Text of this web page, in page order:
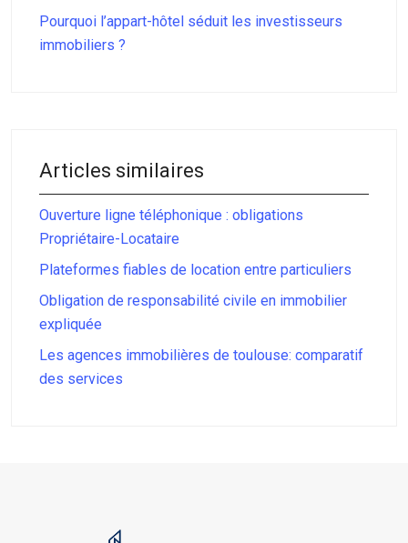
Pourquoi l’appart-hôtel séduit les investisseurs
immobiliers ?
Articles similaires
Ouverture ligne téléphonique : obligations
Propriétaire-Locataire
Plateformes fiables de location entre particuliers
Obligation de responsabilité civile en immobilier
expliquée
Les agences immobilières de toulouse: comparatif
des services